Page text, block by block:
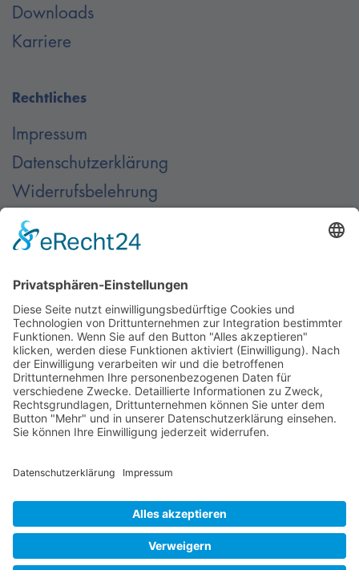
Downloads
Karriere
Rechtliches
Impressum
Datenschutzerklärung
Widerrufsbelehrung
AGB
Kontakt
Kontaktieren Sie uns
© Nussbaum Automotive Lifts GmbH - Alle Rechte
vorbehalten.